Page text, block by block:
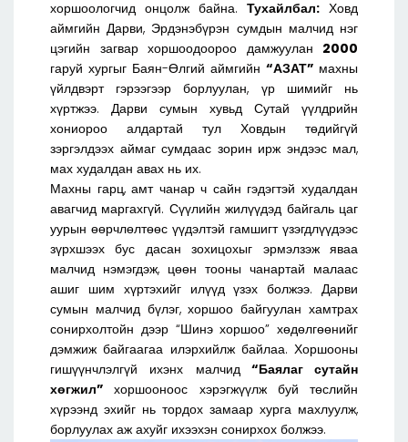
хоршоологчид онцолж байна. Тухайлбал: Ховд
аймгийн Дарви, Эрдэнэбүрэн сумдын малчид нэг
цэгийн загвар хоршоодоороо дамжуулан 2000
гаруй хургыг Баян-Өлгий аймгийн “АЗАТ” махны
үйлдвэрт гэрээгээр борлуулан, үр шимийг нь
хүртжээ. Дарви сумын хувьд Сутай үүлдрийн
хониороо алдартай тул Ховдын төдийгүй
зэргэлдээх аймаг сумдаас зорин ирж эндээс мал,
мах худалдан авах нь их.
Махны гарц, амт чанар ч сайн гэдэгтэй худалдан
авагчид маргахгүй. Сүүлийн жилүүдэд байгаль цаг
уурын өөрчлөлтөөс үүдэлтэй гамшигт үзэгдлүүдээс
зүрхшээх бус дасан зохицохыг эрмэлзэж яваа
малчид нэмэгдэж, цөөн тооны чанартай малаас
ашиг шим хүртэхийг илүүд үзэх болжээ. Дарви
сумын малчид бүлэг, хоршоо байгуулан хамтрах
сонирхолтойн дээр “Шинэ хоршоо” хөдөлгөөнийг
дэмжиж байгаагаа илэрхийлж байлаа. Хоршооны
гишүүнчлэлгүй ихэнх малчид“Баялаг сутайн
хөгжил”хоршооноос хэрэгжүүлж буй төслийн
хүрээнд эхийг нь тордох замаар хурга махлуулж,
борлуулах аж ахуйг ихээхэн сонирхох болжээ.